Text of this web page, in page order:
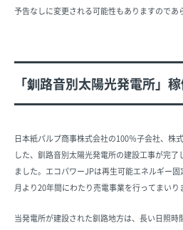
予告なしに変更される可能性もありますのであ
「釧路音別太陽光発電所」
日本紙パルプ商事株式会社の100％子会社、株
した、釧路音別太陽光発電所の建設工事が完
ました。エコパワーJPは再生可能エネルギー
月より20年間にわたり売電事業を行ってまいり
当発電所が建設された釧路地方は、長い日照時